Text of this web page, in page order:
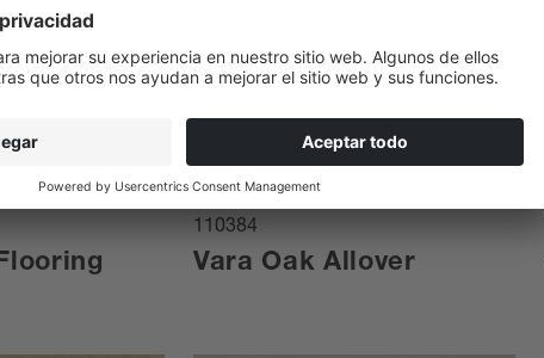
110384
Vara Oak Allover